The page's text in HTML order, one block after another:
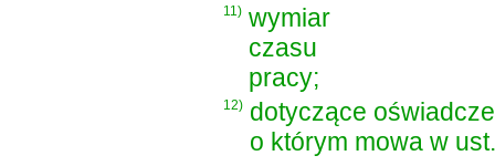
11) wymiar
czasu
pracy;
12) dotyczące
o którym mowa w